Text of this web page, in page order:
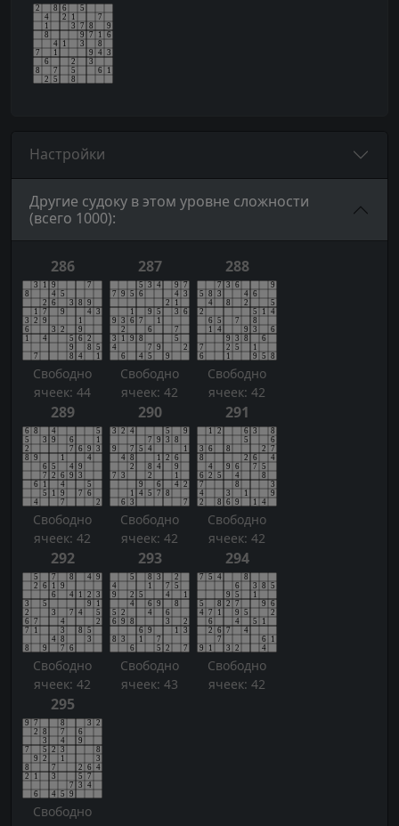
Настройки
Другие судоку в этом уровне сложности
(всего 1000):
286
Свободно
ячеек: 44
287
Свободно
ячеек: 42
288
Свободно
ячеек: 42
289
Свободно
ячеек: 42
290
Свободно
ячеек: 42
291
Свободно
ячеек: 42
292
Свободно
ячеек: 42
293
Свободно
ячеек: 43
294
Свободно
ячеек: 42
295
Свободно